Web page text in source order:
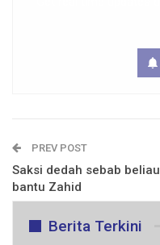
PREV POST
Saksi dedah sebab beliau
bantu Zahid
Berita Terkini